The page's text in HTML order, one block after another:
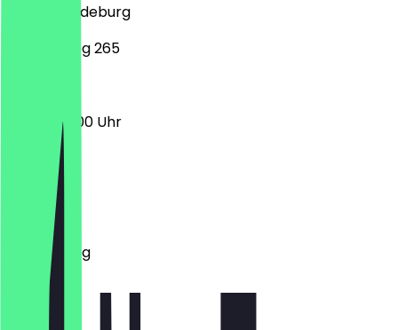
Magdeburg
Breiter Weg 265
06:30 - 17:00 Uhr
Montag
Dienstag
Mittwoch
Donnerstag
Freitag
Samstag
Sonntag